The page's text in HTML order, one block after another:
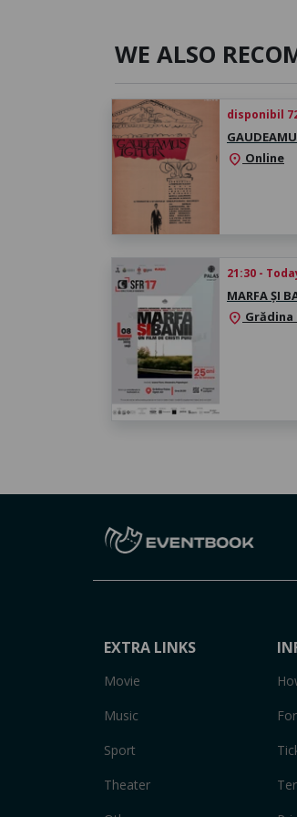
WE ALSO
disponibil
location_on Online
21:30 -
MARFA ȘI
location_on Grădina
EXTRA LINKS
Movie
Music
Sport
Theater